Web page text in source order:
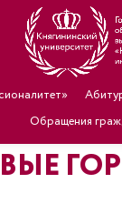
Обращения